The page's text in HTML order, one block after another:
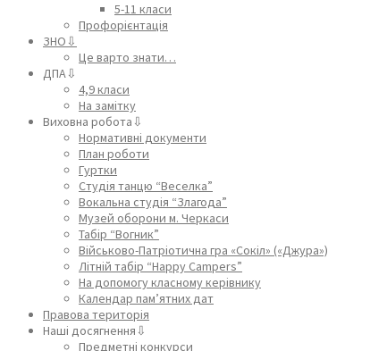
5-11 класи
Профорієнтація
ЗНО⇩
Це варто знати…
ДПА⇩
4,9 класи
На замітку
Виховна робота⇩
Нормативні документи
План роботи
Гуртки
Студія танцю “Веселка”
Вокальна студія “Злагода”
Музей оборони м. Черкаси
Табір “Вогник”
Військово-Патріотична гра «Сокіл» («Джура»)
Літній табір “Happy Campers”
На допомогу класному керівнику
Календар пам’ятних дат
Правова територія
Наші досягнення⇩
Предметні конкурси